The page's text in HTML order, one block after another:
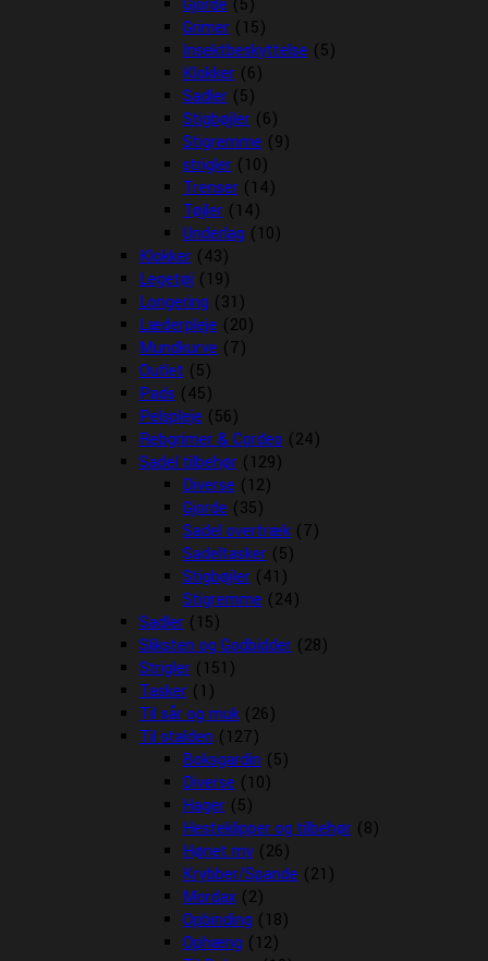
Gjorde (5)
Grimer (15)
Insektbeskyttelse (5)
Klokker (6)
Sadler (5)
Stigbøjler (6)
Stigremme (9)
strigler (10)
Trenser (14)
Tøjler (14)
Underlag (10)
Klokker (43)
Legetøj (19)
Longering (31)
Læderpleje (20)
Mundkurve (7)
Outlet (5)
Pads (45)
Pelspleje (56)
Rebgrimer & Cordeo (24)
Sadel tilbehør (129)
Diverse (12)
Gjorde (35)
Sadel overtræk (7)
Sadeltasker (5)
Stigbøjler (41)
Stigremme (24)
Sadler (15)
Sliksten og Godbidder (28)
Strigler (151)
Tasker (1)
Til sår og muk (26)
Til stalden (127)
Boksgardin (5)
Diverse (10)
Hager (5)
Hesteklipper og tilbehør (8)
Hønet mv (26)
Krybber/Spande (21)
Mordax (2)
Opbinding (18)
Ophæng (12)